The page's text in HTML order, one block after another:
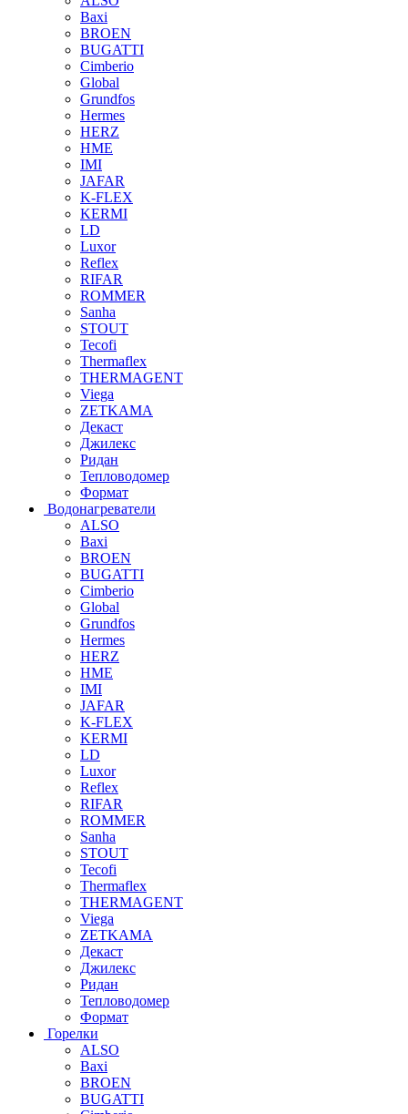
Baxi
BROEN
BUGATTI
Cimberio
Global
Grundfos
Hermes
HERZ
HME
IMI
JAFAR
K-FLEX
KERMI
LD
Luxor
Reflex
RIFAR
ROMMER
Sanha
STOUT
Tecofi
Thermaflex
THERMAGENT
Viega
ZETKAMA
Декаст
Джилекс
Ридан
Тепловодомер
Формат
Водонагреватели
ALSO
Baxi
BROEN
BUGATTI
Cimberio
Global
Grundfos
Hermes
HERZ
HME
IMI
JAFAR
K-FLEX
KERMI
LD
Luxor
Reflex
RIFAR
ROMMER
Sanha
STOUT
Tecofi
Thermaflex
THERMAGENT
Viega
ZETKAMA
Декаст
Джилекс
Ридан
Тепловодомер
Формат
Горелки
ALSO
Baxi
BROEN
BUGATTI